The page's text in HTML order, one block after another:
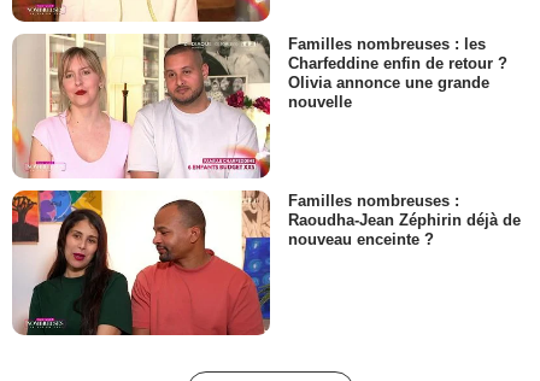
Familles nombreuses : les
Charfeddine enfin de retour ?
Olivia annonce une grande
nouvelle
Familles nombreuses :
Raoudha-Jean Zéphirin déjà de
nouveau enceinte ?